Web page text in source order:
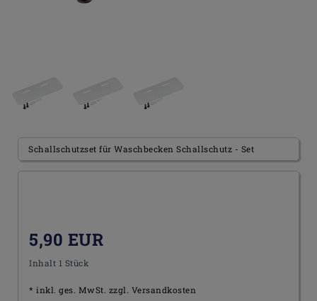
Schallschutzset für Waschbecken Schallschutz - Set
5,90 EUR
Inhalt 1 Stück
* inkl. ges. MwSt. zzgl. Versandkosten